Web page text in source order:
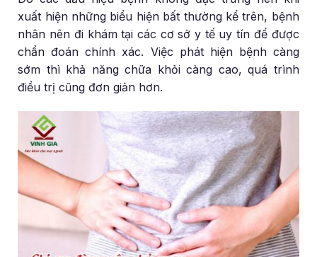
xuất hiện những biểu hiện bất thường kể trên, bệnh
nhân nên đi khám tại các cơ sở y tế uy tín để được
chẩn đoán chính xác. Việc phát hiện bệnh càng
sớm thì khả năng chữa khỏi càng cao, quá trình
điều trị cũng đơn giản hơn.